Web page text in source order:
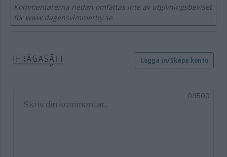
Kommentarerna nedan omfattas inte av utgivningsbeviset
för www.dagensvimmerby.se.